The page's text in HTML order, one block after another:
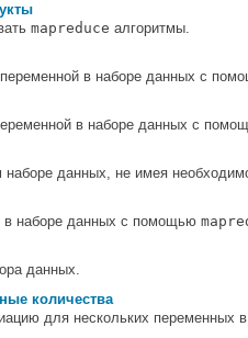
mapreduce алгоритмы.
в наборе данных с
в наборе данных с
данных, не имея
в наборе данных с помощью
данных.
количества
для нескольких